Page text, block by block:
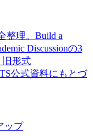
整理。Build a
Discussionの3
旧形式
公式資料にもとづ
ップ